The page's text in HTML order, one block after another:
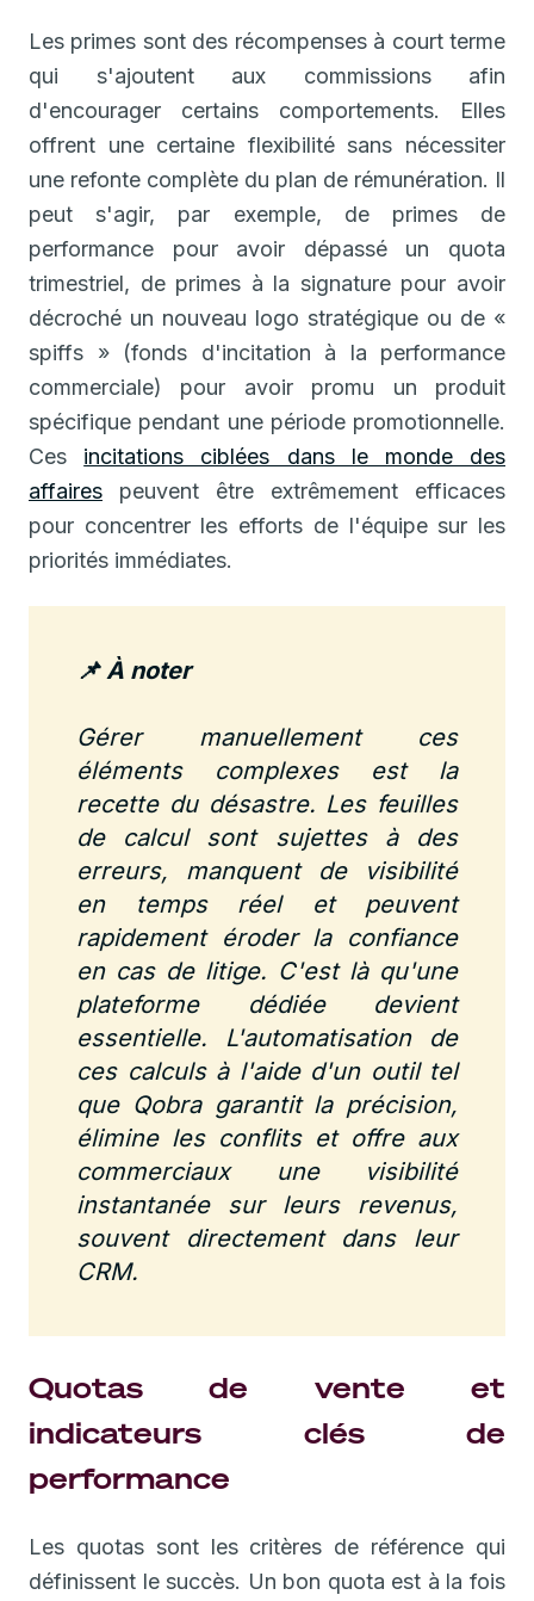
Les primes sont des récompenses à court terme
qui s'ajoutent aux commissions afin
d'encourager certains comportements. Elles
offrent une certaine flexibilité sans nécessiter
une refonte complète du plan de rémunération. Il
peut s'agir, par exemple, de primes de
performance pour avoir dépassé un quota
trimestriel, de primes à la signature pour avoir
décroché un nouveau logo stratégique ou de «
spiffs » (fonds d'incitation à la performance
commerciale) pour avoir promu un produit
spécifique pendant une période promotionnelle.
Ces incitations ciblées dans le monde des
affaires peuvent être extrêmement efficaces
pour concentrer les efforts de l'équipe sur les
priorités immédiates.
📌 À noter
Gérer manuellement ces
éléments complexes est la
recette du désastre. Les feuilles
de calcul sont sujettes à des
erreurs, manquent de visibilité
en temps réel et peuvent
rapidement éroder la confiance
en cas de litige. C'est là qu'une
plateforme dédiée devient
essentielle. L'automatisation de
ces calculs à l'aide d'un outil tel
que Qobra garantit la précision,
élimine les conflits et offre aux
commerciaux une visibilité
instantanée sur leurs revenus,
souvent directement dans leur
CRM.
Quotas de vente et
indicateurs clés de
performance
Les quotas sont les critères de référence qui
définissent le succès. Un bon quota est à la fois